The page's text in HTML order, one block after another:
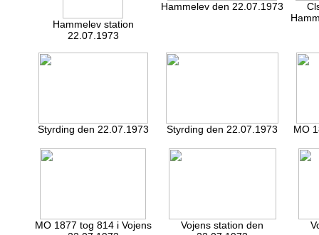
Hammelev station
22.07.1973
Hammelev den 22.07.1973
Styrding den 22.07.1973 Styrding den 22.07.1973 MO
MO 1877 tog 814 i Vojens
Vojens station den